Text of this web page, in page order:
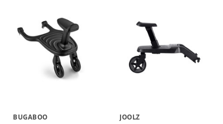
BUGABOO
JOOLZ